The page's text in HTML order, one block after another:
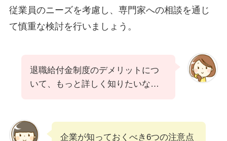
従業員のニーズを考慮し、専門家への相談を通じ
て慎重な検討を行いましょう。
退職給付金制度のデメリットにつ
いて、もっと詳しく知りたいな…
企業が知っておくべき6つの注意点